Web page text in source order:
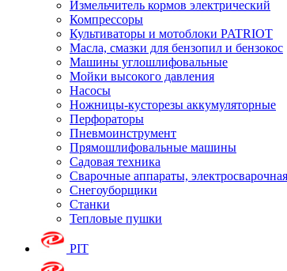
Измельчитель кормов электрический
Компрессоры
Культиваторы и мотоблоки PATRIOT
Масла, смазки для бензопил и бензокос
Машины углошлифовальные
Мойки высокого давления
Насосы
Ножницы-кусторезы аккумуляторные
Перфораторы
Пневмоинструмент
Прямошлифовальные машины
Садовая техника
Сварочные аппараты,
Снегоуборщики
Станки
Тепловые пушки
PIT